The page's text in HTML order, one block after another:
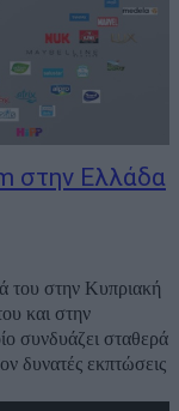
στην Ελλάδα
του στην Κυπριακή
και στην
δυνατές εκπτώσεις